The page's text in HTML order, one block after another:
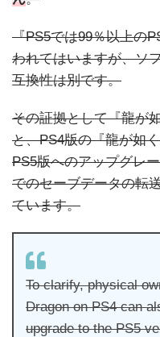
『PS5では99％以上の
われてはいますが、ソ
互換性は別です。
その証拠として『龍が
と、PS4版の『龍が如
PS5版へのアップグレ
でのセーブデータの転
ています。
To clarify, physical
Dragon on PS4 can
upgrade to the PS5